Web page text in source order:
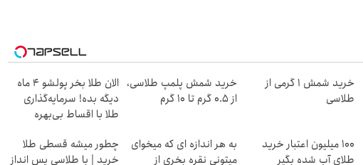
خرید شمش 1 گرمی از
طلاسی
خرید شمش پلمپ طلاسی،
از ۰.۵ گرم تا ۱۰ گرم
الان طلا بخر پولشو 4 ماه
دیگه بده! سرمایه‌گذاری
طلا با اقساط بی‌بهره
100 میلیون اعتبار خرید
طلای آب شده بگیر
به هر اندازه ای که میخوای
میتونی نقره بخری از
چطور میشه قسطی طلا
خرید | با طلاسی پس انداز